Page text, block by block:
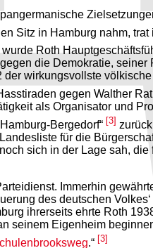
Sitz in Hamburg nahm,
Roth
die Demokratie, seiner
wirkungsvollste
gegen Walther
als Organisator und
Bergedorf“ [3]
für die
sich in der Lage sah,
Immerhin
des deutschen Volkes‘
ihrerseits ehrte Roth
seinem Eigenheim
.“ [3]